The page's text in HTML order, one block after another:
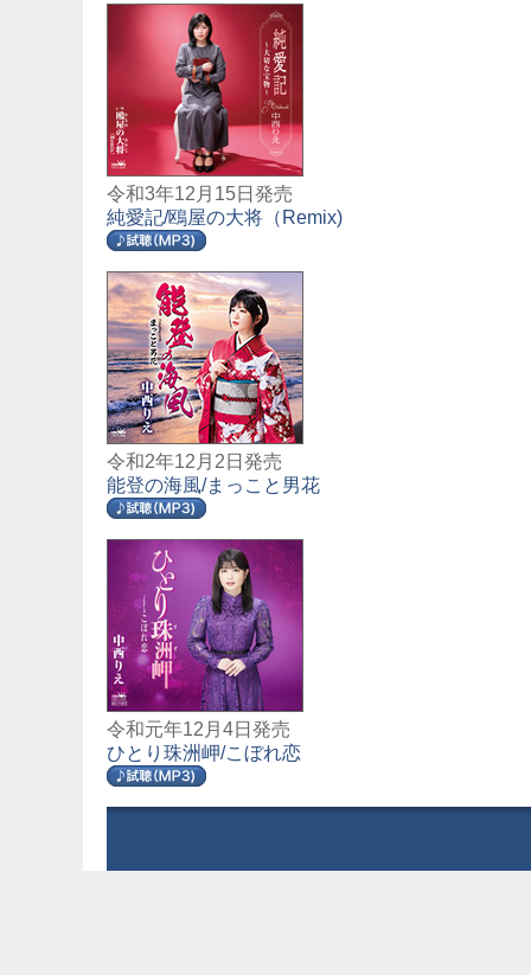
令和3年12月15日発売
純愛記/鴎屋の大将（Remix)
令和2年12月2日発売
能登の海風/まっこと男花
令和元年12月4日発売
ひとり珠洲岬/こぼれ恋